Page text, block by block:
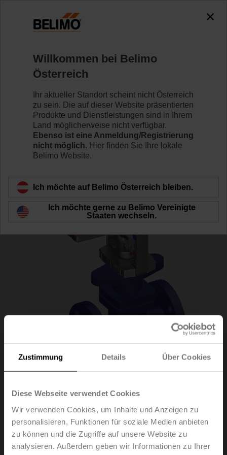
Zustimmung Details Über Cookies
Diese Webseite verwendet Cookies
Wir verwenden Cookies, um Inhalte und Anzeigen zu
personalisieren, Funktionen für soziale Medien anbieten
zu können und die Zugriffe auf unsere Website zu
analysieren. Außerdem geben wir Informationen zu Ihrer
H6025X10-S2/SV230A-TPC
Mehr erfahren
Zurück zur Produktkategorie
H6025X10-
S2/SV230A-TPC
Willkommen bei Belimo
Österreich
Ihr aktueller Standort scheint nicht Österreich
zu sein. Die auf dieser Website präsentierten
Produkte und Dienstleistungen sind in Ihrem
Land möglicherweise nicht verfügbar.
Ebenso ist eine Anmeldung/Registrierung
nicht möglich. Hier finden Sie Ihre lokale
Belimo Website.
Ich möchte auf Belimo Österreich bleiben.
Ich möchte gerne zu Belimo Vereinigte
Staaten wechseln.